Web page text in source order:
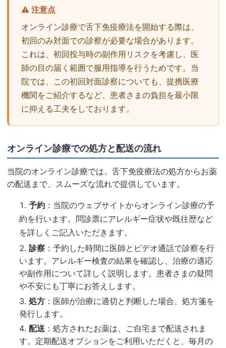
⚠️ 注意点
オンライン診療で舌下免疫療法を開始する際は、
初回のみ対面での診察が必要な場合があります。
これは、初回投与時の副作用リスクを考慮し、医
師の目の届く範囲で服用指導を行うためです。当
院では、この初回対面診察についても、提携医療
機関をご紹介するなど、患者さまの負担を最小限
に抑える工夫をしております。
オンライン診療での処方と配送の流れ
当院のオンライン診療では、舌下免疫療法の処方からお薬
の配送まで、スムーズな流れで提供しています。
予約 ：当院のウェブサイトからオンライン診療の予
約を行います。問診票にアレルギー症状や既往歴など
を詳しくご記入いただきます。
診察 ：予約した時間に医師とビデオ通話で診察を行
います。アレルギー検査の結果を確認し、治療の適応
や副作用について詳しく説明します。患者さまの疑問
や不安にも丁寧にお答えします。
処方 ：医師が治療に適切と判断した場合、処方箋を
発行します。
配送 ：処方されたお薬は、ご自宅まで配送されま
す。定期配送オプションをご利用いただくと、毎月の